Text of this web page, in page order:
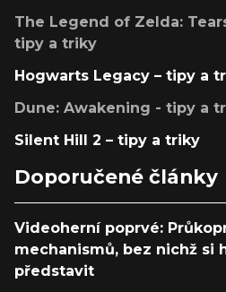
The Legend of Zelda:
tipy a triky
Hogwarts Legacy – tipy a
Dune: Awakening - tipy a
Silent Hill 2 – tipy a triky
Doporučené články
Videoherní poprvé:
mechanismů, bez nichž si
představit